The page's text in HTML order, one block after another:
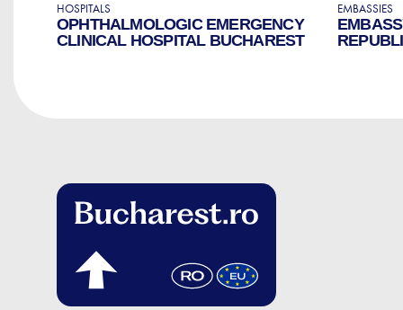
HOSPITALS
OPHTHALMOLOGIC EMERGENCY
CLINICAL HOSPITAL BUCHAREST
EMBASSIES